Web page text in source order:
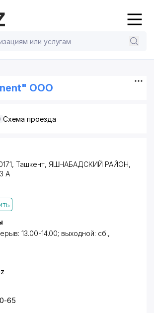
ООО
Схема проезда
Ташкент, ЯШНАБАДСКИЙ РАЙОН,
А
13.00-14.00; выходной: сб.,
65